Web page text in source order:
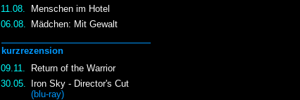
11.08.
Menschen im Hotel
06.08.
Mädchen: Mit Gewalt
kurzrezension
09.11.
Return of the Warrior
30.05.
Iron Sky - Director's Cut
(blu-ray)